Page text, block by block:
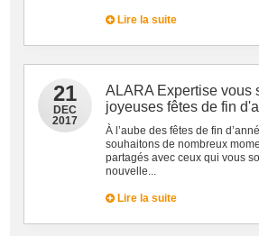
Lire la suite
21
DEC
2017
ALARA Expertise vous
joyeuses fêtes de fin
À l’aube des fêtes de fin
souhaitons de nombreux
partagés avec ceux qui vous
nouvelle...
Lire la suite